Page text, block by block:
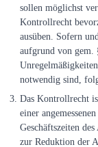
sollen möglichst
Kontrollrecht
ausüben. Sofern
aufgrund von gem.
notwendig sind,
Das Kontrollrecht
einer
Geschäftszeiten
zur Reduktion der